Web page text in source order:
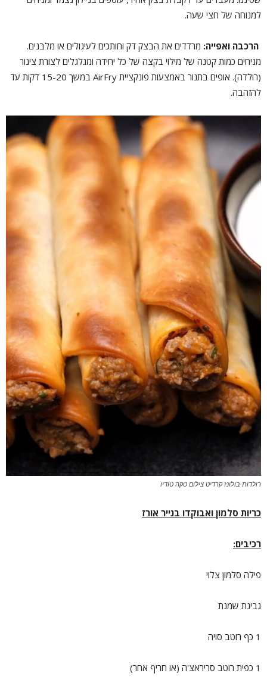
למנוחה של חצי שעה.
הרכבה ואפייה: מרדדים את הבצק דק וחותכים לעיגולים או מלבנים.
מניחים כמות קטנה של מילוי בקצה של כל יחידה ומגלגלים לצורת צינור
(רולדה). אופים בתנור באמצעות פונקציית AirFry במשך 15-20 דקות עד
להזהבה.
רולדות בולונז קרדיט צילום טקה טודיו
כריות סלמון ואבוקדו בנייר אורז
רכיבים:
פילה סלמון צלוי
גבינת שמנת
1 כף רוטב סויה
1 כפית רוטב סריראצ'ה (או חריף אחר)